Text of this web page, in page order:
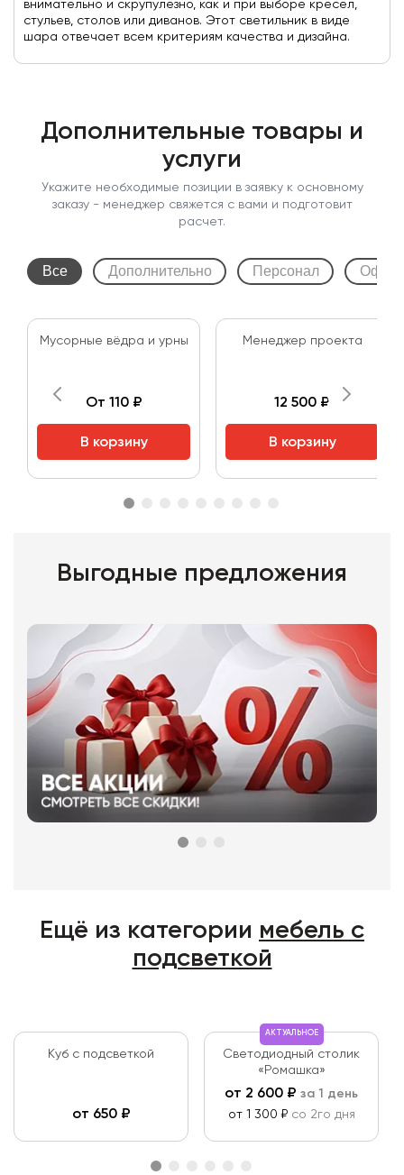
внимательно и скрупулезно, как и при выборе кресел,
стульев, столов или диванов. Этот светильник в виде
шара отвечает всем критериям качества и дизайна.
Дополнительные товары и
услуги
Укажите необходимые позиции в заявку к основному
заказу - менеджер свяжется с вами и подготовит
расчет.
Все Дополнительно Персонал
Мусорные вёдра и урны
От 110 ₽
В корзину
Менеджер проекта
12 500 ₽
В корзину
Выгодные предложения
Ещё из категории мебель с
подсветкой
Куб с подсветкой
от 650₽
АКТУАЛЬНОЕ
Светодиодный столик
«Ромашка»
от 2 600 ₽ за 1 день
от 1 300 ₽ со 2го дня